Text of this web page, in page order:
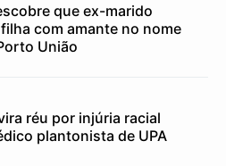
que ex-marido
com amante no nome
União
réu por injúria racial
plantonista de UPA